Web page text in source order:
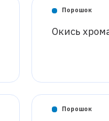
Порошок
Окись
Порошок